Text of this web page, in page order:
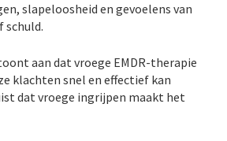
slapeloosheid en gevoelens van
schuld.
aan dat vroege EMDR-therapie
klachten snel en effectief kan
dat vroege ingrijpen maakt het